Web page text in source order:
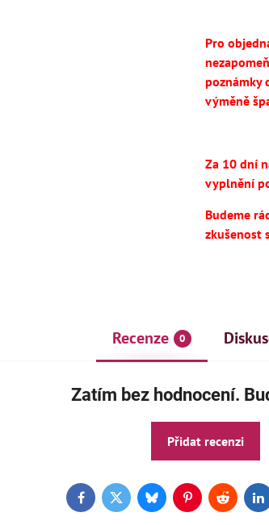
Pro
poznámky
výměně
Za 10 dní
vyplnění
Budeme
zkušenost
Recenze 0
Zatím bez hodnocení.
Přidat recenzi
FacebookTwitterBlueskyPinterestReddit